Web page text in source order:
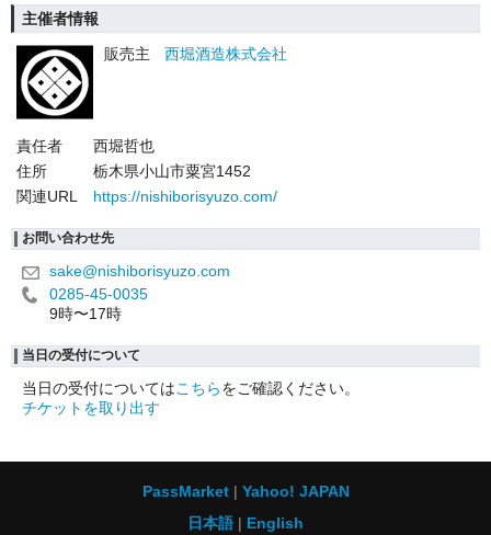
主催者情報
販売主
西堀酒造株式会社
責任者
西堀哲也
住所
栃木県小山市粟宮1452
関連URL
https://nishiborisyuzo.com/
お問い合わせ先
sake@nishiborisyuzo.com
0285-45-0035
9時〜17時
当日の受付について
当日の受付についてはこちらをご確認ください。
チケットを取り出す
PassMarket
Yahoo! JAPAN
日本語
English